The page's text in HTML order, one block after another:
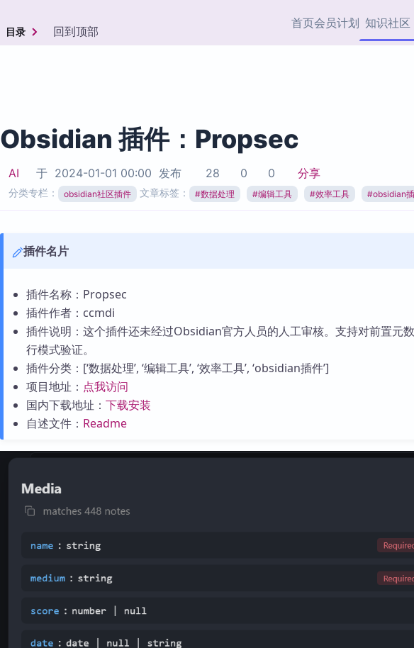
首页会员计划 知识社区
热门链接 Top5
加速访问 Obsidian 官方
市场
插件
目录 回到顶部
Obsidian 插件：Propsec
AI 于 2024-01-01 00:00 发布 28 0 0 分享
分类专栏： obsidian社区插件 文章标签： #数据处理 #编辑工具 #效率工具 #obsidian
插件名片
插件名称：Propsec
插件作者：ccmdi
插件说明：这个插件还未经过Obsidian官方人员的人工审核。支持对前置元
行模式验证。
插件分类：[‘数据处理’, ‘编辑工具’, ‘效率工具’, ‘obsidian插件’]
项目地址： 点我访问
国内下载地址： 下载安装
自述文件： Readme